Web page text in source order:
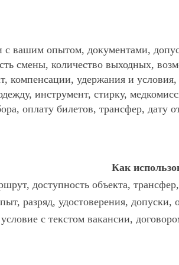
с вашим опытом, документами,
смены, количество выходных,
компенсации, удержания и
инструмент, стирку,
оплату билетов, трансфер, дату
Как
доступность объекта,
разряд, удостоверения,
с текстом вакансии,